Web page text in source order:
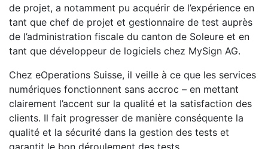
de projet, a notamment pu acquérir de l’expérience en
tant que chef de projet et gestionnaire de test auprès
de l’administration fiscale du canton de Soleure et en
tant que développeur de logiciels chez MySign AG.
Chez eOperations Suisse, il veille à ce que les services
numériques fonctionnent sans accroc – en mettant
clairement l’accent sur la qualité et la satisfaction des
clients. Il fait progresser de manière conséquente la
qualité et la sécurité dans la gestion des tests et
garantit le bon déroulement des tests.